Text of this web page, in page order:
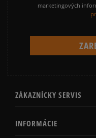
marketingových
ZÁKAZNÍCKY SERVIS
INFORMÁCIE